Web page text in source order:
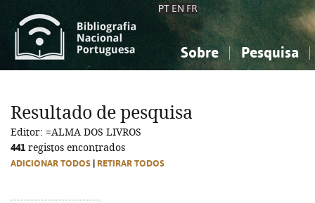
PT EN FR
Sobre Pesquisa
Ciências sociais...
Ciências sociais...
Resultado de pesquisa
Editor: =ALMA DOS LIVROS
441 registos encontrados
ADICIONAR TODOS RETIRAR TODOS